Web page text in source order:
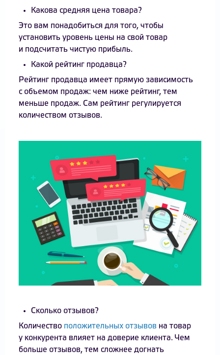
Какова средняя цена товара?
Это вам понадобиться для того, чтобы
установить уровень цены на свой товар
и подсчитать чистую прибыль.
Какой рейтинг продавца?
Рейтинг продавца имеет прямую зависимость
с объемом продаж: чем ниже рейтинг, тем
меньше продаж. Сам рейтинг регулируется
количеством отзывов.
Сколько отзывов?
Количество положительных отзывов на товар
у конкурента влияет на доверие клиента. Чем
больше отзывов, тем сложнее догнать